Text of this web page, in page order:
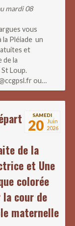
mardi 08
vous
la Pléiade un
et
de la
Loup.
ou…
SAMEDI
20
Juin
2026
de la
et Une
colorée
la cour de
maternelle